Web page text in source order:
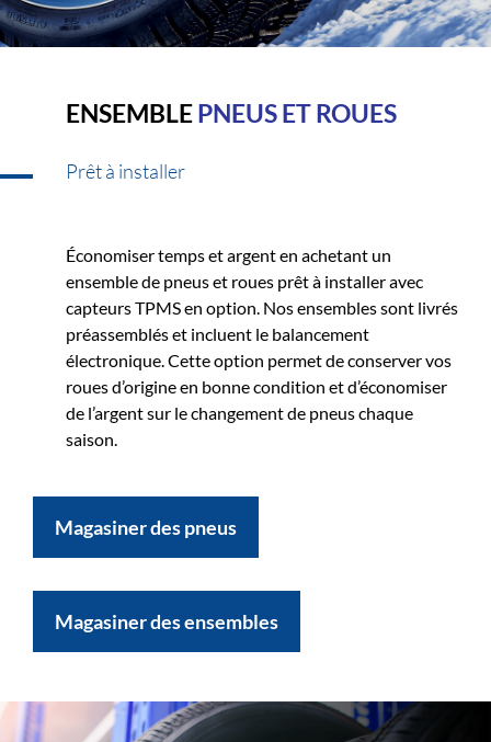
ENSEMBLEPNEUS ET ROUES
Prêt à installer
Économiser temps et argent en achetant un
ensemble de pneus et roues prêt à installer avec
capteurs TPMS en option. Nos ensembles sont livrés
préassemblés et incluent le balancement
électronique. Cette option permet de conserver vos
roues d’origine en bonne condition et d’économiser
de l’argent sur le changement de pneus chaque
saison.
Magasiner des pneus
Magasiner des ensembles